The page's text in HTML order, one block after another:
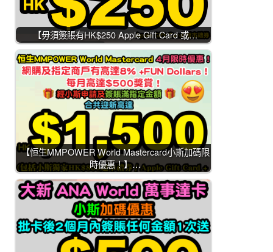
【毋須簽賬有HK$250 Apple Gift Card 或…
【恒生MMPOWER World Mastercard小斯加碼限
時優惠！】…